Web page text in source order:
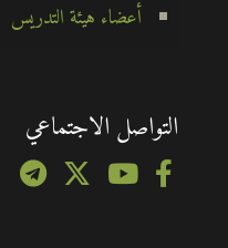
أعضاء هيئة التدريس
التواصل الاجتماعي